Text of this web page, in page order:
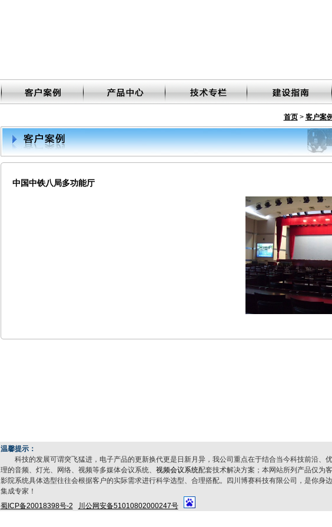
首页> 客户案例
中国中铁八局多功能厅
温馨提示：
科技的发展可谓突飞猛进，电子产品的更新换代更是日新月异，我公司重点在于结合当今科技前沿、
理的音频、灯光、网络、视频等多媒体会议系统、 视频会议系统配套技术解决方案；本网站所列产品仅为
影院系统具体选型往往会根据客户的实际需求进行科学选型、合理搭配。四川博赛科技有限公司，是你身
集成专家！
蜀ICP备20018398号-2
川公网安备51010802000247号